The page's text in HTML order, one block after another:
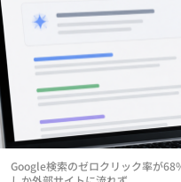
Google検索のゼロクリック率が